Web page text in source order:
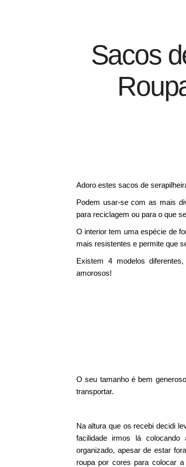
Sacos
Adoro estes sacos de
Podem usar-se com as mais
para reciclagem ou para o que
O interior tem uma espécie de
mais resistentes e permite que
Existem 4 modelos
amorosos!
O seu tamanho é bem
transportar.
Na altura que os recebi decidi
facilidade irmos lá
organizado, apesar de estar
roupa por cores para colocar